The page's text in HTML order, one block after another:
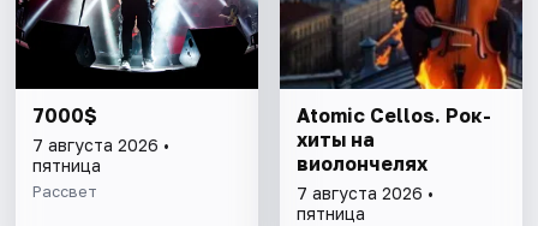
7000$
7 августа 2026 •
пятница
Рассвет
Atomic Cellos. Рок-
хиты на
виолончелях
7 августа 2026 •
пятница